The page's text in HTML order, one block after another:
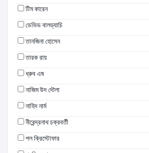
টিম কারেন
ডেভিড বালড্যাচি
তানজিনা হোসেন
তারক রায়
ধ্রুব এষ
নাজিম উদ দৌলা
নাহিদ নার্ম
নীরেন্দ্রনাথ চক্রবর্তী
পল ক্রিস্টোফার